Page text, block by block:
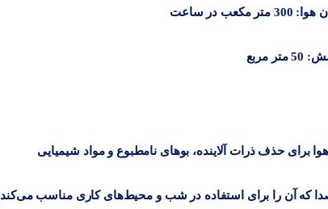
هوا : 300 متر مکعب در ساعت
: 50 متر مربع
برای حذف ذرات آلاینده، بوهای نامطبوع و مواد شیمیایی
که آن را برای استفاده در شب و محیط‌های کاری مناسب می‌کند